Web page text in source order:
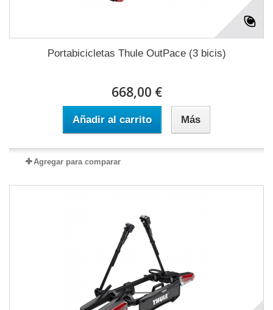
Portabicicletas Thule OutPace (3 bicis)
668,00 €
Añadir al carrito Más
Agregar para comparar